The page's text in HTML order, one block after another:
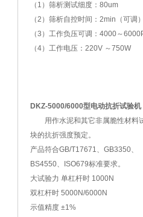
（1）筛析测试细度：80um
（2）筛析自控时间：2min（可调
（3）工作负压可调：4000～
（4）工作电压：220V ～750W
DKZ-5000/6000型电动抗折试验机
用作水泥和其它非属脆性材料
块的抗折强度预定。
产品符合GB/T17671、GB3350、
BS4550、ISO679标准要求。
大试验力 单杠杆时 1000N
双杠杆时 5000N/6000N
示值精度 ±1%